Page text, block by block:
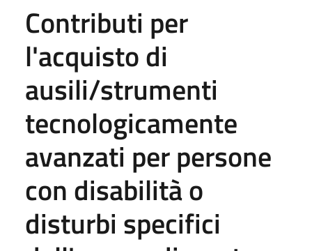
Contributi per
l'acquisto di
ausili/strumenti
tecnologicamente
avanzati per persone
con disabilità o
disturbi specifici